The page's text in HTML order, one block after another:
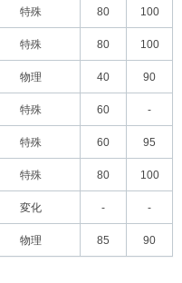
特殊 80 100
特殊 80 100
物理 40 90
特殊 60 -
特殊 60 95
特殊 80 100
変化 - -
物理 85 90